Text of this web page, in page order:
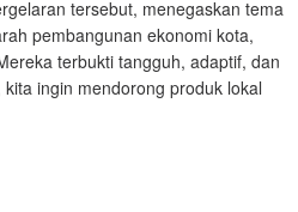
tersebut, menegaskan tema
pembangunan ekonomi kota,
terbukti tangguh, adaptif, dan
ingin mendorong produk lokal